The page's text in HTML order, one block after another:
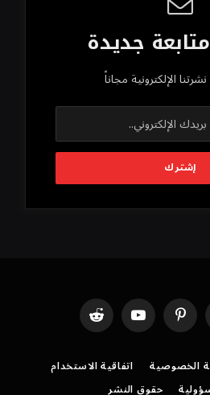
جديدة
الإلكترونية مجاناً
بينتيريستيوتيوب رديت
الخصوصية
اتفاقية الاستخدام
حقوق النشر